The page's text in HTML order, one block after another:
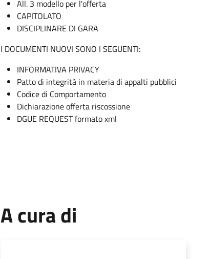
All. 3 modello per l'offerta
CAPITOLATO
DISCIPLINARE DI GARA
I DOCUMENTI NUOVI SONO I SEGUENTI:
INFORMATIVA PRIVACY
Patto di integrità in materia di appalti pubblici
Codice di Comportamento
Dichiarazione offerta riscossione
DGUE REQUEST formato xml
A cura di